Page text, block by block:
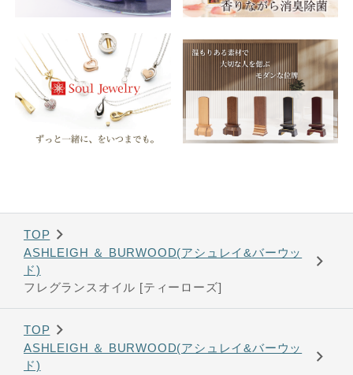
TOP
ASHLEIGH ＆ BURWOOD(アシュレイ&バーウッ
ド)
フレグランスオイル [ティーローズ]
TOP
ASHLEIGH ＆ BURWOOD(アシュレイ&バーウッ
ド)